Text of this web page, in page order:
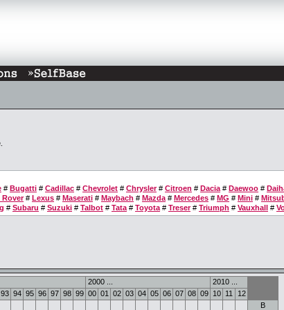
# Bugatti # Cadillac # Chevrolet # Chrysler# Citroen # Dacia # Daewoo #
Rover# Lexus # Maserati # Maybach # Mazda # Mercedes # MG # Mini #
# Subaru # Suzuki # Talbot # Tata # Toyota # Treser# Triumph # Vauxhall #
2000 ...
2010 ...
93 94 95 96 97 98 99 00 01 02 03 04 05 06 07 08 09 10 11
12
B